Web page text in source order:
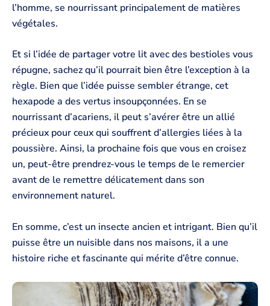
l’homme, se nourrissant principalement de matières
végétales.
Et si l’idée de partager votre lit avec des bestioles vous
répugne, sachez qu’il pourrait bien être l’exception à la
règle. Bien que l’idée puisse sembler étrange, cet
hexapode a des vertus insoupçonnées. En se
nourrissant d’acariens, il peut s’avérer être un allié
précieux pour ceux qui souffrent d’allergies liées à la
poussière. Ainsi, la prochaine fois que vous en croisez
un, peut-être prendrez-vous le temps de le remercier
avant de le remettre délicatement dans son
environnement naturel.
En somme, c’est un insecte ancien et intrigant. Bien qu’il
puisse être un nuisible dans nos maisons, il a une
histoire riche et fascinante qui mérite d’être connue.